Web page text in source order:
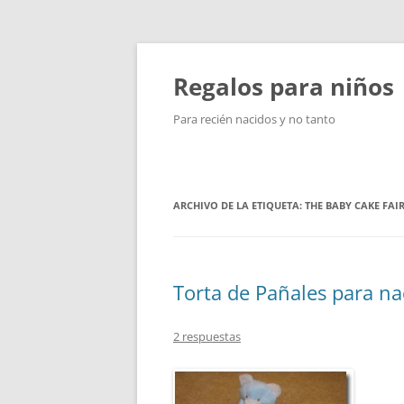
Saltar
contenido
Regalos para niños
Para recién nacidos y no tanto
ARCHIVO DE LA ETIQUETA: THE BABY CAKE
Torta de Pañales para
2 respuestas